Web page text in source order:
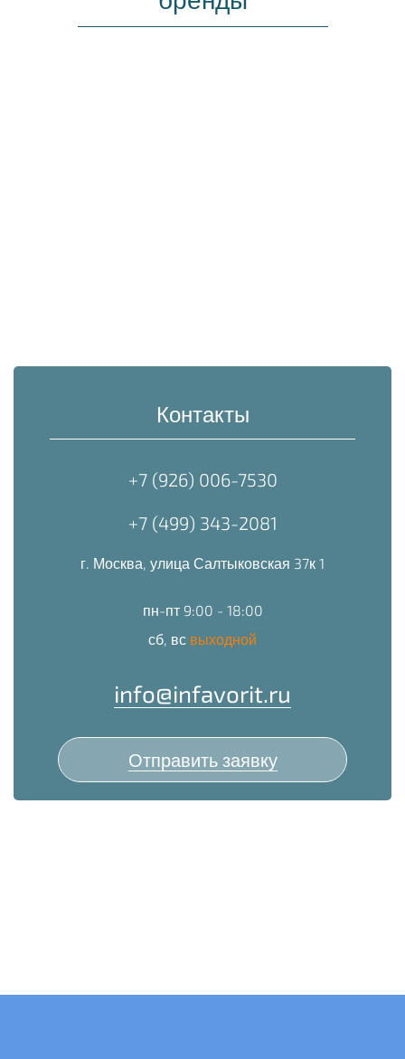
Контакты
+7 (926) 006-7530
+7 (499) 343-2081
г. Москва, улица Салтыковская 37к 1
пн-пт 9:00 - 18:00
сб, вс выходной
info@infavorit.ru
Отправить заявку